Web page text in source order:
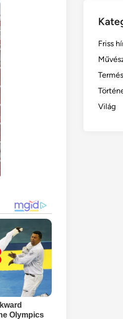
Friss
Világ